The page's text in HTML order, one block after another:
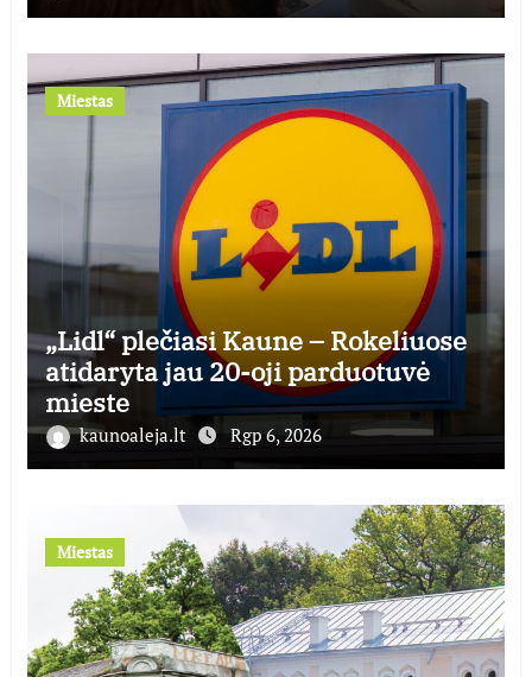
Miestas
„Lidl“ plečiasi Kaune – Rokeliuose
atidaryta jau 20-oji parduotuvė
mieste
kaunoaleja.lt Rgp 6, 2026
Miestas